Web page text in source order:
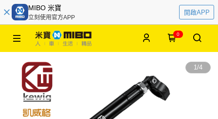
MIBO 米寶
立刻使用官方APP
開啟APP
0
1/4